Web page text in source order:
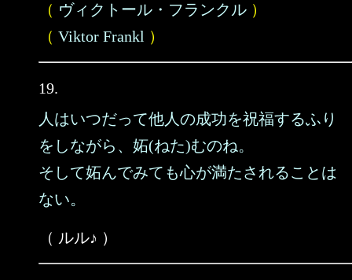
（ ヴィクトール・フランクル ）
（ Viktor Frankl ）
19.
人はいつだって他人の成功を祝福するふり
をしながら、妬(ねた)むのね。
そして妬んでみても心が満たされることは
ない。
（ ルル♪ ）